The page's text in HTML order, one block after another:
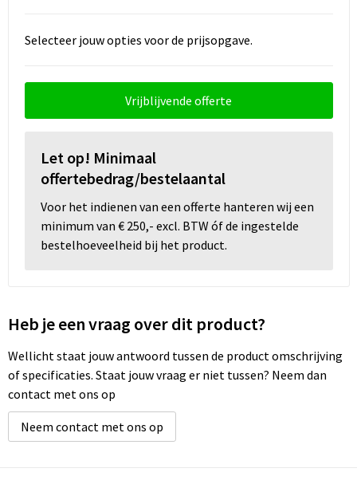
Textiel
Thuiswerken
Virtueel uitje met borrelbox
Vrije tijd en strand
Wellness
Wijn & Bier
Relatiegeschenken zomer
Selecteer jouw opties voor de prijsopgave.
Vrijblijvende offerte
Let op! Minimaal
offertebedrag/bestelaantal
Voor het indienen van een offerte hanteren wij een
minimum van € 250,- excl. BTW óf de ingestelde
bestelhoeveelheid bij het product.
Heb je een vraag over dit product?
Wellicht staat jouw antwoord tussen de product omschrijving
of specificaties. Staat jouw vraag er niet tussen? Neem dan
contact met ons op
Neem contact met ons op